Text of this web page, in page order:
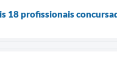
18 profissionais